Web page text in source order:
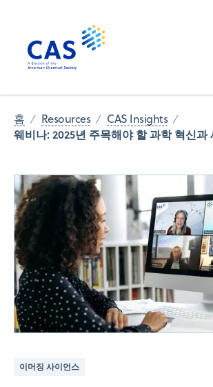
홈 Resources CAS Insights
웨비나: 2025년 주목해야 할 과학 혁신과
이머징 사이언스